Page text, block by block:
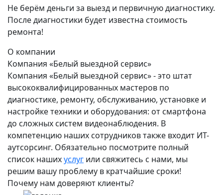
Не берём деньги за выезд и первичную диагностику.
После диагностики будет известна стоимость
ремонта!
О компании
Компания «Белый выездной сервис»
Компания «Белый выездной сервис» - это штат
высококвалифицированных мастеров по
диагностике, ремонту, обслуживанию, установке и
настройке техники и оборудования: от смартфона
до сложных систем видеонаблюдения. В
компетенцию наших сотрудников также входит ИТ-
аутсорсинг. Обязательно посмотрите полный
список нашихуслуг или свяжитесь с нами, мы
решим вашу проблему в кратчайшие сроки!
Почему нам доверяют клиенты?